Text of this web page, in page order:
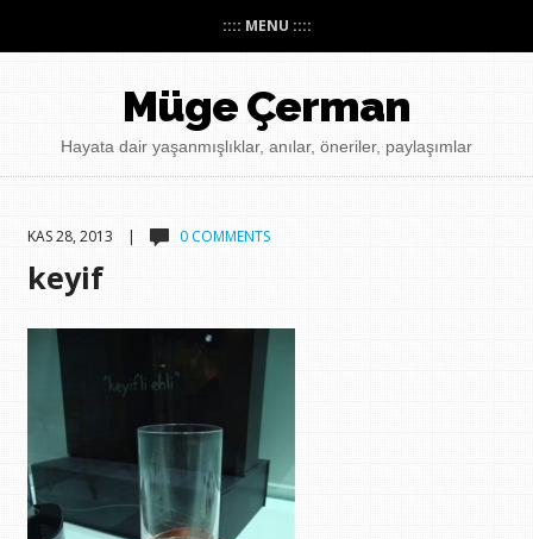
:::: MENU ::::
Müge Çerman
Hayata dair yaşanmışlıklar, anılar, öneriler, paylaşımlar
KAS 28, 2013 | 0 COMMENTS
keyif